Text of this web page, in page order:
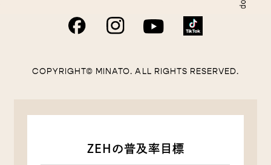
COPYRIGHT© MINATO. ALL RIGHTS RESERVED.
ZEHの普及率目標